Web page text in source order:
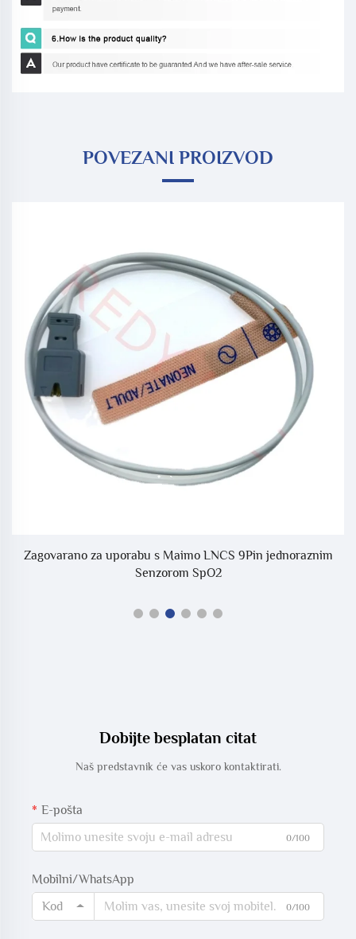
POVEZANI PROIZVOD
Zagovarano za uporabu s Maimo LNCS 9Pin jednoraznim
Senzorom SpO2
Dobijte besplatan citat
Naš predstavnik će vas uskoro kontaktirati.
E-pošta
0/100
Mobilni/WhatsApp
Kod
0/100